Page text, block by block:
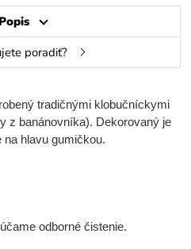
Popis
poradiť?
tradičnými klobučníckymi
z banánovníka). Dekorovaný je
na hlavu gumičkou.
odborné čistenie.